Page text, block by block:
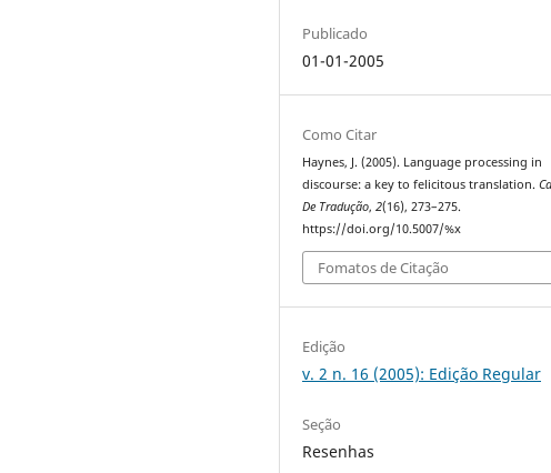
Publicado
01-01-2005
Como Citar
Haynes, J. (2005). Language processing in
discourse: a key to felicitous translation.
De Tradução,2(16), 273–275.
https://doi.org/10.5007/%x
Fomatos de Citação
Edição
v. 2 n. 16 (2005): Edição Regular
Seção
Resenhas